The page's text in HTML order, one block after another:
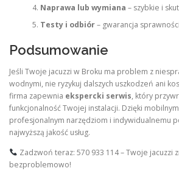
Naprawa lub wymiana – szybkie i
Testy i odbiór– gwarancja
Podsumowanie
Jeśli Twoje jacuzzi w Broku ma problem z
wodnymi, nie ryzykuj dalszych uszkodzeń ani
firma zapewnia ekspercki serwis, który
funkcjonalność Twojej instalacji. Dzięki
profesjonalnym narzędziom i indywidualnemu
najwyższą jakość usług.
Zadzwoń teraz: 570 933 114 – Twoje jacuzzi
bezproblemowo!